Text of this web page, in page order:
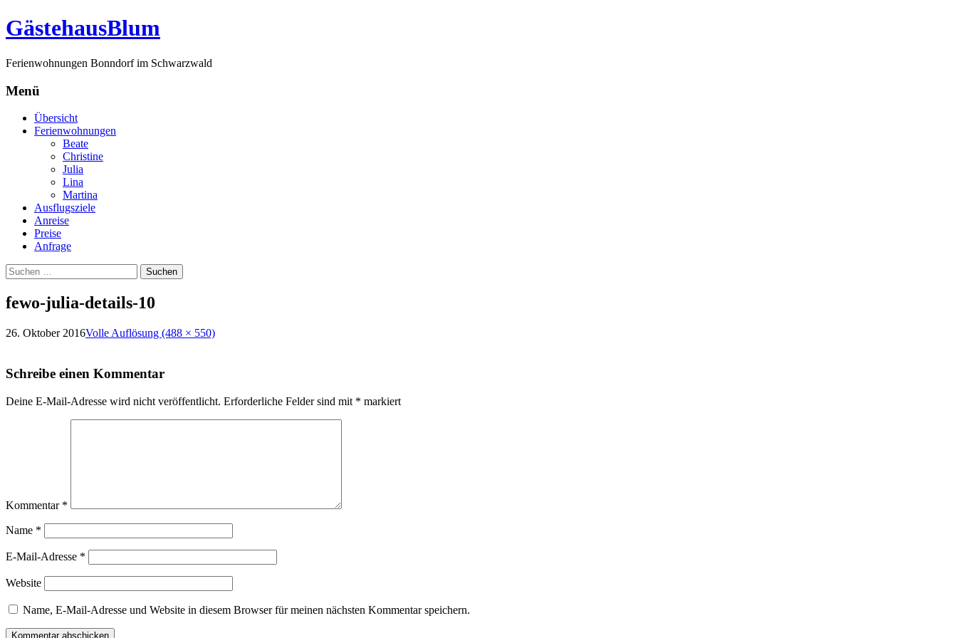
GästehausBlum
Ferienwohnungen Bonndorf im Schwarzwald
Menü
Zum
Inhalt
Übersicht
Ferienwohnungen
Beate
Christine
Julia
Lina
Martina
Ausflugsziele
Anreise
Preise
Anfrage
Suchen
nach:
fewo-julia-details-10
26. Oktober 2016Volle Auflösung (488 × 550)
Schreibe einen Kommentar
Deine E-Mail-Adresse wird nicht veröffentlicht. Erforderliche Felder sind mit * markiert
Kommentar *
Name *
E-Mail-Adresse *
Website
Name, E-Mail-Adresse und Website in diesem Browser für meinen nächsten Kommentar speichern.